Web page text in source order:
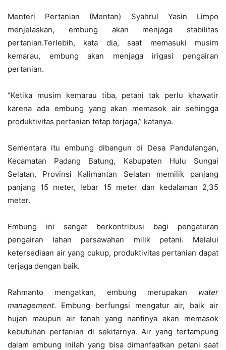
Menteri Pertanian (Mentan) Syahrul Yasin Limpo
menjelaskan, embung akan menjaga stabilitas
pertanian.Terlebih, kata dia, saat memasuki musim
kemarau, embung akan menjaga irigasi pengairan
pertanian.
“Ketika musim kemarau tiba, petani tak perlu khawatir
karena ada embung yang akan memasok air sehingga
produktivitas pertanian tetap terjaga,” katanya.
Sementara itu embung dibangun di Desa Pandulangan,
Kecamatan Padang Batung, Kabupaten Hulu Sungai
Selatan, Provinsi Kalimantan Selatan memilik panjang
panjang 15 meter, lebar 15 meter dan kedalaman 2,35
meter.
Embung ini sangat berkontribusi bagi pengaturan
pengairan lahan persawahan milik petani. Melalui
ketersediaan air yang cukup, produktivitas pertanian dapat
terjaga dengan baik.
Rahmanto mengatkan, embung merupakan water
management. Embung berfungsi mengatur air, baik air
hujan maupun air tanah yang nantinya akan memasok
kebutuhan pertanian di sekitarnya. Air yang tertampung
dalam embung inilah yang bisa dimanfaatkan petani saat